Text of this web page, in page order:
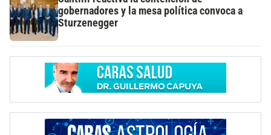
gobernadores y la mesa política convoca a
Sturzenegger